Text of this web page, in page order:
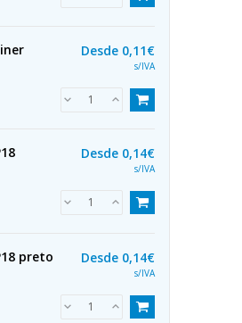
Desde 0,11€
s/IVA
Desde 0,14€
s/IVA
preto
Desde 0,14€
s/IVA